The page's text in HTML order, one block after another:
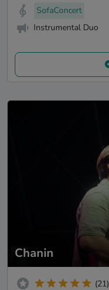
SofaConcert
Instrumental Duo
Chanin
(21)